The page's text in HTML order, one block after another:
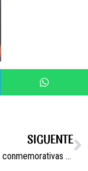
SIGUENTE
Actividades conmemorativas 25N Día contra la Violencia de Género